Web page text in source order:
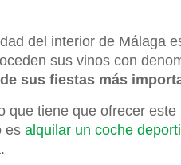
del interior de Málaga
sus vinos con
sus fiestas más
que tiene que ofrecer
es alquilar un coche